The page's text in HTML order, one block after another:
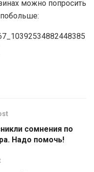
можно попросить
побольше:
сомнения по
Надо помочь!